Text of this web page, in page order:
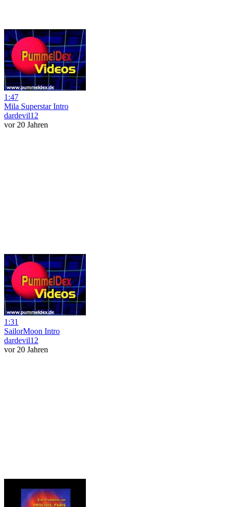
1:47
Mila Superstar Intro
dardevil12
vor 20 Jahren
1:31
SailorMoon Intro
dardevil12
vor 20 Jahren